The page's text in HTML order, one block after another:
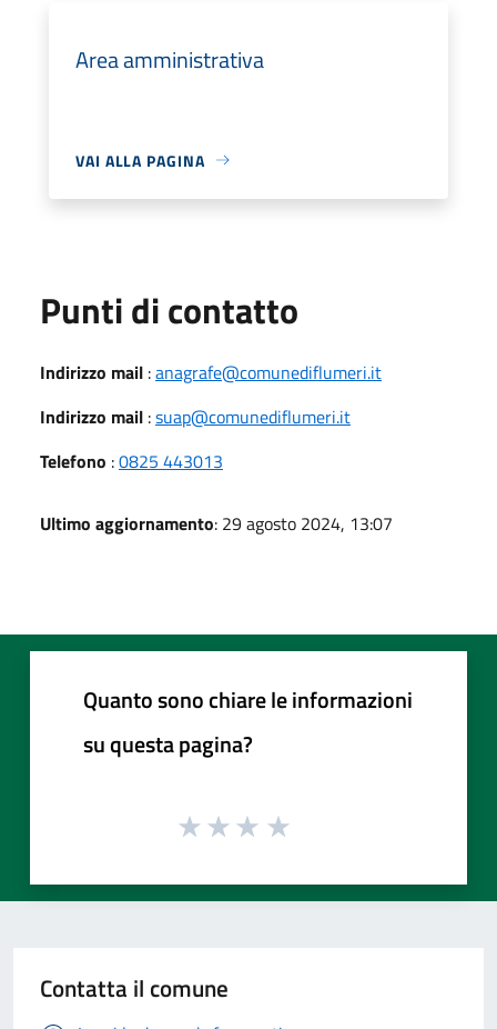
Area amministrativa
VAI ALLA PAGINA
Punti di contatto
Indirizzo mail :anagrafe@comunediflumeri.it
Indirizzo mail :suap@comunediflumeri.it
Telefono :0825 443013
Ultimo aggiornamento: 29 agosto 2024, 13:07
Quanto sono chiare le informazioni
su questa pagina?
Contatta il comune